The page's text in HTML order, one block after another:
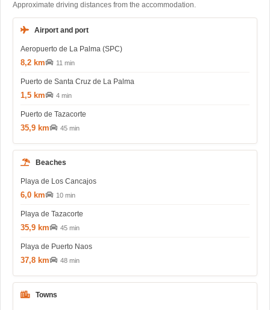
Approximate driving distances from the accommodation.
Airport and port
Aeropuerto de La Palma (SPC)
8,2 km 11 min
Puerto de Santa Cruz de La Palma
1,5 km 4 min
Puerto de Tazacorte
35,9 km 45 min
Beaches
Playa de Los Cancajos
6,0 km 10 min
Playa de Tazacorte
35,9 km 45 min
Playa de Puerto Naos
37,8 km 48 min
Towns